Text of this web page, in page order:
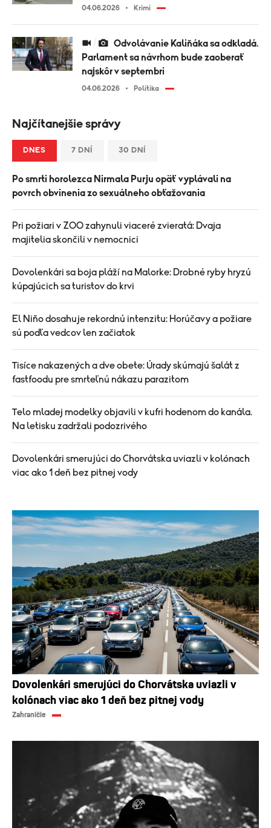
04.06.2026 Krimi
Parlament sa návrhom bude zaoberať
najskôr v septembri
04.06.2026 Politika
Najčítanejšie správy
DNES 7 DNÍ 30 DNÍ
Po smrti horolezca Nirmala Purju opäť vyplávali na
povrch obvinenia zo sexuálneho obťažovania
Pri požiari v ZOO zahynuli viaceré zvieratá: Dvaja
majitelia skončili v nemocnici
Dovolenkári sa boja pláží na Malorke: Drobné ryby hryzú
kúpajúcich sa turistov do krvi
El Niño dosahuje rekordnú intenzitu: Horúčavy a požiare
sú podľa vedcov len začiatok
Tisíce nakazených a dve obete: Úrady skúmajú šalát z
fastfoodu pre smrteľnú nákazu parazitom
Telo mladej modelky objavili v kufri hodenom do kanála.
Na letisku zadržali podozrivého
Dovolenkári smerujúci do Chorvátska uviazli v kolónach
viac ako 1 deň bez pitnej vody
Dovolenkári smerujúci do Chorvátska uviazli v
kolónach viac ako 1 deň bez pitnej vody
Zahraničie